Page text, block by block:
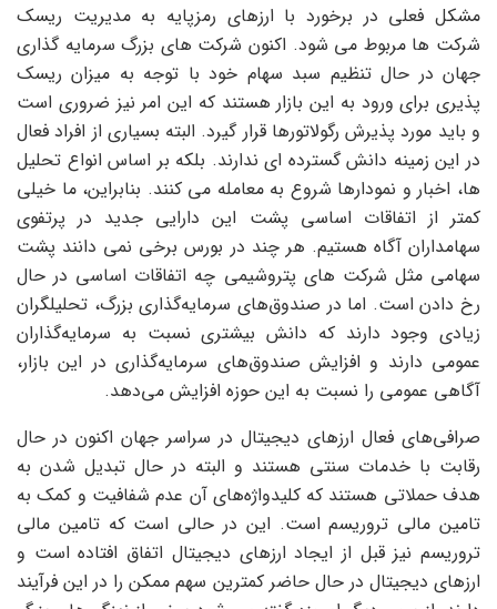
مشکل فعلی در برخورد با ارزهای رمزپایه به مدیریت ریسک
شرکت ها مربوط می شود. اکنون شرکت های بزرگ سرمایه گذاری
جهان در حال تنظیم سبد سهام خود با توجه به میزان ریسک
پذیری برای ورود به این بازار هستند که این امر نیز ضروری است
و باید مورد پذیرش رگولاتورها قرار گیرد. البته بسیاری از افراد فعال
در این زمینه دانش گسترده ای ندارند. بلکه بر اساس انواع تحلیل
ها، اخبار و نمودارها شروع به معامله می کنند. بنابراین، ما خیلی
کمتر از اتفاقات اساسی پشت این دارایی جدید در پرتفوی
سهامداران آگاه هستیم. هر چند در بورس برخی نمی دانند پشت
سهامی مثل شرکت های پتروشیمی چه اتفاقات اساسی در حال
رخ دادن است. اما در صندوق‌های سرمایه‌گذاری بزرگ، تحلیلگران
زیادی وجود دارند که دانش بیشتری نسبت به سرمایه‌گذاران
عمومی دارند و افزایش صندوق‌های سرمایه‌گذاری در این بازار،
آگاهی عمومی را نسبت به این حوزه افزایش می‌دهد.
صرافی‌های فعال ارزهای دیجیتال در سراسر جهان اکنون در حال
رقابت با خدمات سنتی هستند و البته در حال تبدیل شدن به
هدف حملاتی هستند که کلیدواژه‌های آن عدم شفافیت و کمک به
تامین مالی تروریسم است. این در حالی است که تامین مالی
تروریسم نیز قبل از ایجاد ارزهای دیجیتال اتفاق افتاده است و
ارزهای دیجیتال در حال حاضر کمترین سهم ممکن را در این فرآیند